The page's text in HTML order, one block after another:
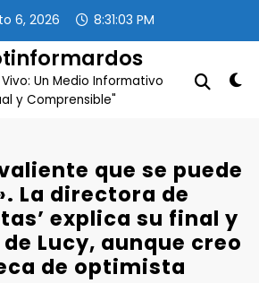
6, 2026 8:31:04 PM
Un Medio Informativo
y Comprensible"
que se puede
La directora de
explica su final y
Lucy, aunque creo
de optimista